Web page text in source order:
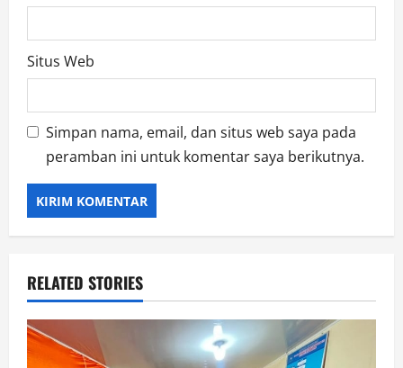
Situs Web
Simpan nama, email, dan situs web saya pada
peramban ini untuk komentar saya berikutnya.
RELATED STORIES